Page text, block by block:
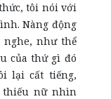
tôi nói với
Nàng động
như thể
của thứ gì đó
lại cất tiếng,
thiếu nữ nhìn